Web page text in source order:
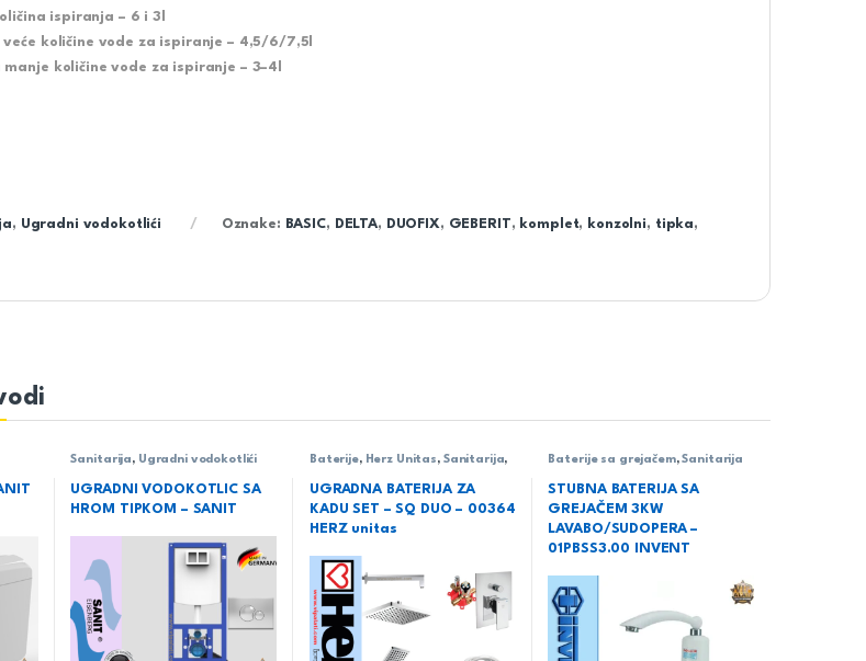
ispiranja – 6 i 3l
količine vode za ispiranje – 4,5/6/7,5l
količine vode za ispiranje – 3–4l
, Ugradni vodokotlići Oznake: BASIC, DELTA, DUOFIX, GEBERIT, komplet, konzolni, tipka,
Sanitarija, Ugradni vodokotlići
UGRADNI VODOKOTLIC SA
HROM TIPKOM – SANIT
Baterije, Herz Unitas, Sanitarija,
UGRADNA BATERIJA ZA
KADU SET – SQ DUO – 00364
HERZ unitas
Baterije sa grejačem,Sanitarija
STUBNA BATERIJA SA
GREJAČEM 3KW
LAVABO/SUDOPERA –
01PBSS3.00 INVENT